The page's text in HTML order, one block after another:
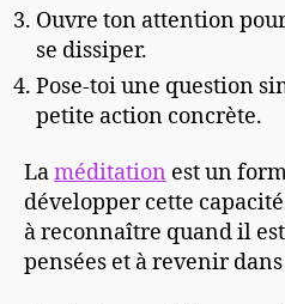
Ouvre ton attention
se dissiper.
Pose-toi une question
petite action concrète.
Laméditation est un
développer cette
à reconnaître quand il
pensées et à revenir